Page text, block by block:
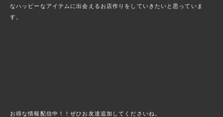
なハッピーなアイテムに出会えるお店作りをしていきたいと思っていま
す。
お得な情報配信中！！ぜひお友達追加してくださいね。